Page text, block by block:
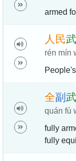
armed
人 民武
rén mín
全副 武
quán fù
fully
fully